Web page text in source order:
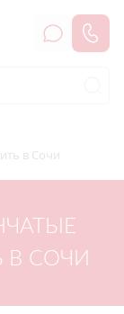
в Сочи
В СОЧИ